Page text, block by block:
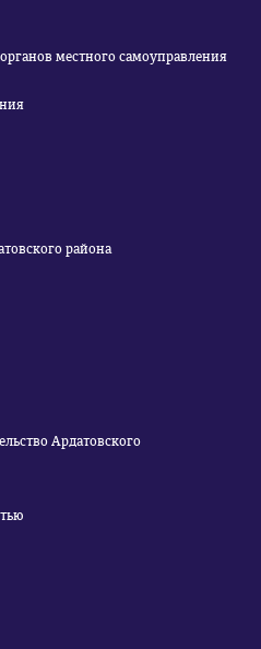
местного самоуправления
района
Ардатовского